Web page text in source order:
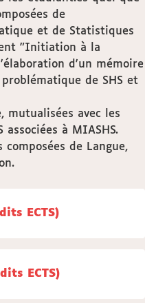
de
et de Statistiques
"Initiation à la
d'un mémoire
de SHS et
mutualisées avec les
associées à MIASHS.
composées de Langue,
(30 Crédits ECTS)
(30 Crédits ECTS)